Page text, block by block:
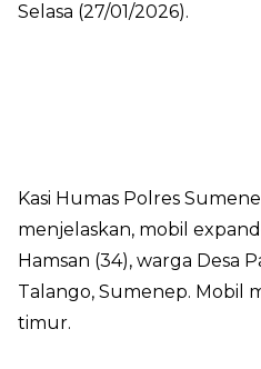
Selasa (27/01/2026).
Kasi Humas Polres
menjelaskan, mobil
Hamsan (34), warga Desa
Talango, Sumenep. Mobil
timur.